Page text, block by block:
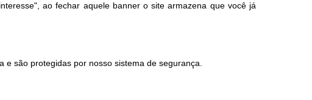
ao fechar aquele banner o site armazena que você já
são protegidas por nosso sistema de segurança.